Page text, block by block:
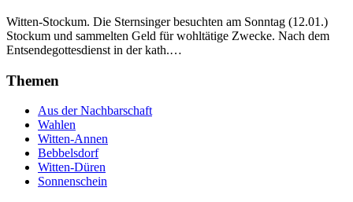
Witten-Stockum. Die Sternsinger besuchten am Sonntag (12.01.)
Stockum und sammelten Geld für wohltätige Zwecke. Nach dem
Entsendegottesdienst in der kath.…
Themen
Aus der Nachbarschaft
Wahlen
Witten-Annen
Bebbelsdorf
Witten-Düren
Sonnenschein